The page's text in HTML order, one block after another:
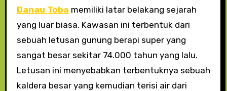
Danau Toba memiliki latar belakang sejarah
yang luar biasa. Kawasan ini terbentuk dari
sebuah letusan gunung berapi super yang
sangat besar sekitar 74.000 tahun yang lalu.
Letusan ini menyebabkan terbentuknya sebuah
kaldera besar yang kemudian terisi air dari